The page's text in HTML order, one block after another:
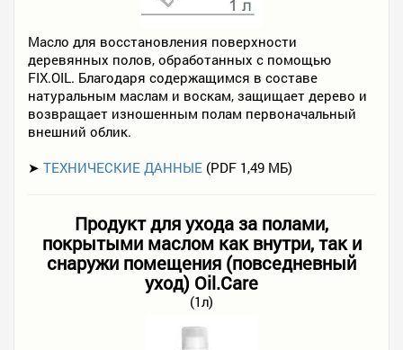
Масло для восстановления поверхности
деревянных полов, обработанных с помощью
FIX.OIL. Благодаря содержащимся в составе
натуральным маслам и воскам, защищает дерево и
возвращает изношенным полам первоначальный
внешний облик.
➤ ТЕХНИЧЕСКИЕ ДАННЫЕ (PDF 1,49 МБ)
Продукт для ухода за полами,
покрытыми маслом как внутри, так и
снаружи помещения (повседневный
уход) Oil.Care
(1л)